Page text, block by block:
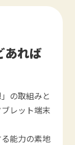
あれば
の取組みと
レット端末
能力の素地